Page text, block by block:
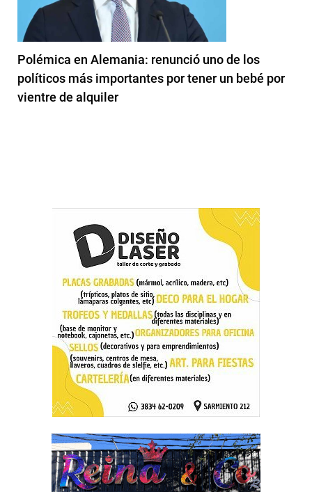
Polémica en Alemania: renunció uno de los
políticos más importantes por tener un bebé por
vientre de alquiler